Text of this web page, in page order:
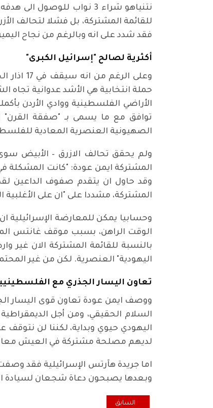
نتنياهو شراء 3 نواب
للقائمة المشتركة، بل فشلا لتحالف
فقد شدد على انه وبالرغم من نجاح
أكثرية لصالح "إسرائيل الكبرى"
وعلى
حملة انتخابية هي الأشد عدوانية تجاه
توافق مع ما يسمى بـ "صفقة القرن"
الصهيونية العنصرية المعادية
المشتركة ايمن عودة: "كانت المشكلة
وقد حاول ان يتقدم صفوف الداعين
المشتركة، مشددا على "ان على الأغلبية
الوقت الراهن، بسبب موقف غانتس
بالنسبة للقائمة المشتركة الان
اليهودية" العنصرية. لكن من غير
تعاون اليسار الجذري مع
ووصف ايمن عودة تعاون قوى اليسار
السلام الحقيقي، ومن أجل
اليهودي حيوي وبداية، لكننا لن
لديهم مصلحة مشتركة في العيش معا
اما جريدة هآرتس الإسرائيلية فقد
وبعدها يصبحون دعاة شجعان لسيادة
المقال السابق: التظاهرات الاحتجاجية مستمرة
السابق